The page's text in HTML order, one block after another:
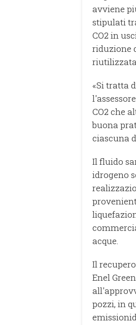
avviene
stipulati
CO2 in
riduzione
«Si tratta
CO2 che
buona
ciascuna
Il fluido
idrogeno
acque.
Il
Enel
pozzi, in